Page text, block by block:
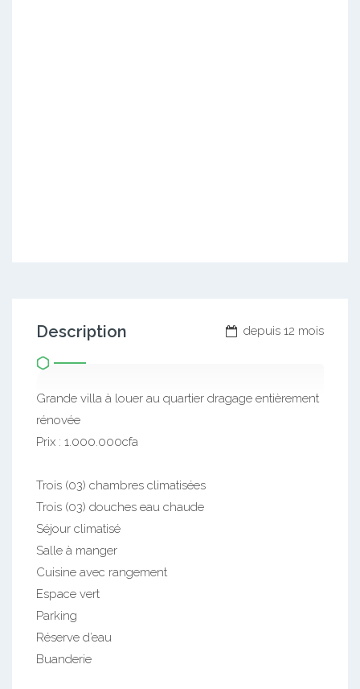
depuis 12 mois
Description
Grande villa à louer au quartier dragage entièrement
rénovée
Prix : 1.000.000cfa
Trois (03) chambres climatisées
Trois (03) douches eau chaude
Séjour climatisé
Salle à manger
Cuisine avec rangement
Espace vert
Parking
Réserve d’eau
Buanderie